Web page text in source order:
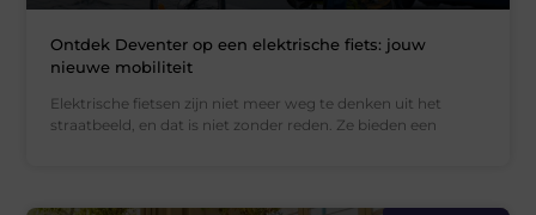
Ontdek Deventer op een elektrische fiets: jouw
nieuwe mobiliteit
Elektrische fietsen zijn niet meer weg te denken uit het
straatbeeld, en dat is niet zonder reden. Ze bieden een